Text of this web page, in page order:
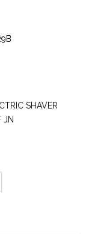
SHAVER
JN